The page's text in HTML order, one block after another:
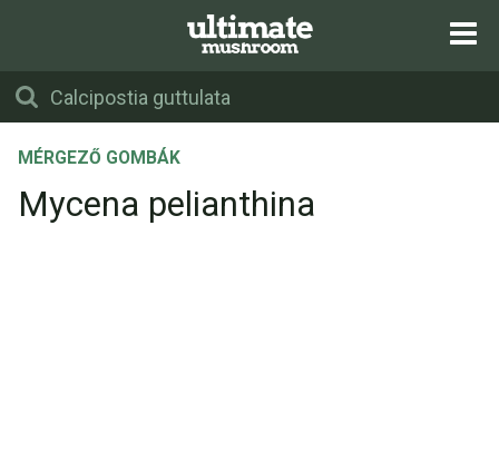
MÉRGEZŐ GOMBÁK
Mycena pelianthina